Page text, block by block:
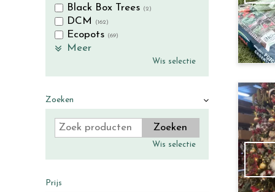
Black Box Trees (2)
DCM (162)
Ecopots (69)
Meer
Wis selectie
Zoeken
Wis selectie
Prijs